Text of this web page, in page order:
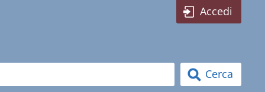
Accedi
Cerca